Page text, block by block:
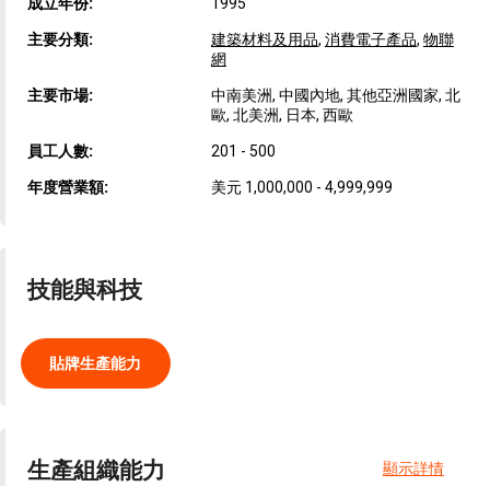
成立年份: 1995
主要分類: 建築材料及用品, 消費電子產品, 物聯
網
主要市場:
中南美洲, 中國內地, 其他亞洲國家, 北
歐, 北美洲, 日本, 西歐
員工人數: 201 - 500
年度營業額: 美元 1,000,000 - 4,999,999
技能與科技
貼牌生產能力
生產組織能力 顯示詳情